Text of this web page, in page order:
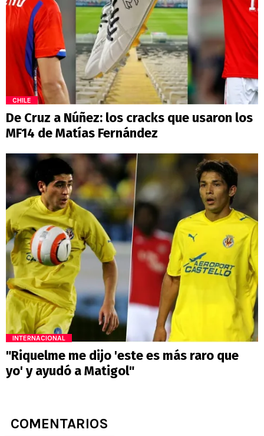
CHILE
De Cruz a Núñez: los cracks que usaron los
MF14 de Matías Fernández
INTERNACIONAL
"Riquelme me dijo 'este es más raro que
yo' y ayudó a Matigol"
COMENTARIOS